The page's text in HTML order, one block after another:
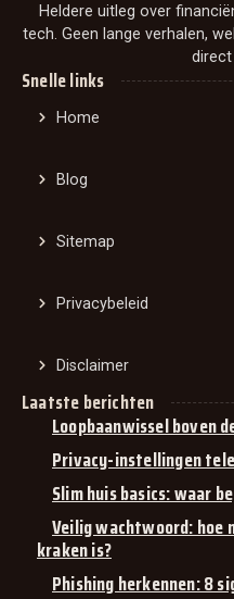
Heldere uitleg over
tech. Geen lange verhalen,
direct
Snelle links
Home
Blog
Sitemap
Privacybeleid
Disclaimer
Laatste berichten
Loopbaanwissel boven
Privacy-instellingen
Slim huis basics: waar
Veilig wachtwoord: hoe
kraken is?
Phishing herkennen: 8